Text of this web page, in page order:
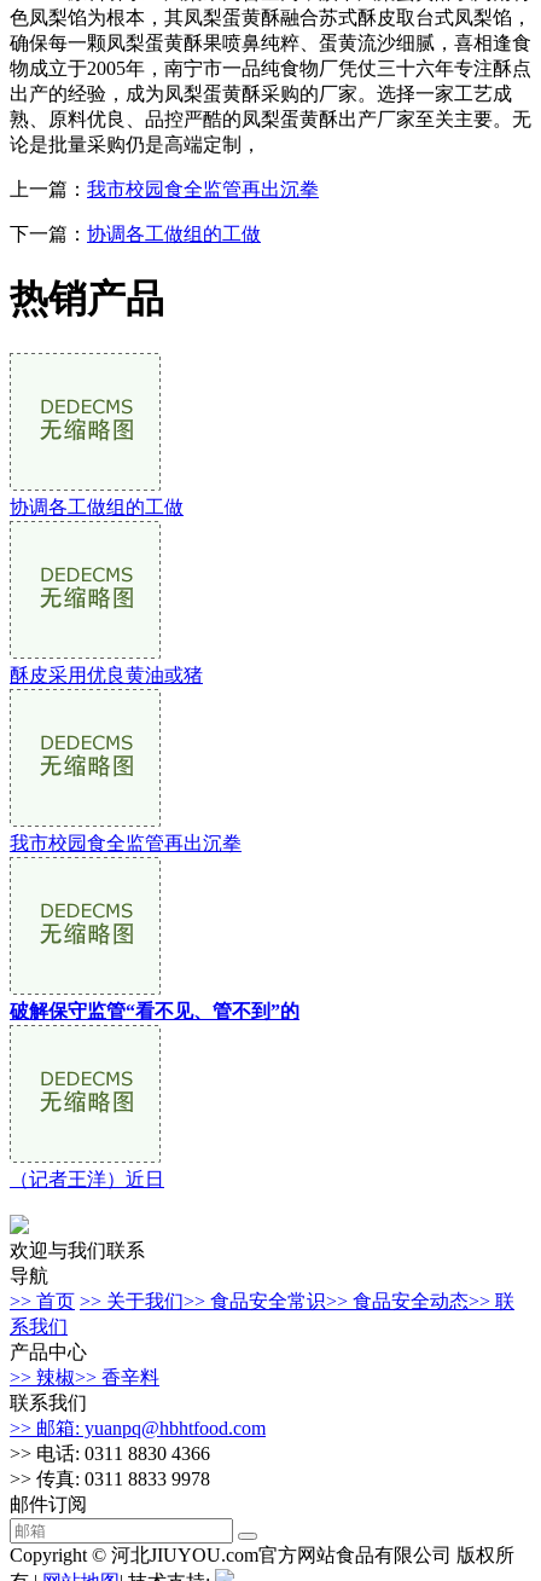
色凤梨馅为根本，其凤梨蛋黄酥融合苏式酥皮取台式凤梨馅，
确保每一颗凤梨蛋黄酥果喷鼻纯粹、蛋黄流沙细腻，喜相逢食
物成立于2005年，南宁市一品纯食物厂凭仗三十六年专注酥点
出产的经验，成为凤梨蛋黄酥采购的厂家。选择一家工艺成
熟、原料优良、品控严酷的凤梨蛋黄酥出产厂家至关主要。无
论是批量采购仍是高端定制，
上一篇： 我市校园食全监管再出沉拳
下一篇： 协调各工做组的工做
热销产品
协调各工做组的工做
酥皮采用优良黄油或猪
我市校园食全监管再出沉拳
破解保守监管“看不见、管不到”的
（记者王洋）近日
欢迎与我们联系
导航
>> 首页 >> 关于我们>> 食品安全常识>> 食品安全动态>> 联
系我们
产品中心
>> 辣椒>> 香辛料
联系我们
>> 邮箱: yuanpq@hbhtfood.com
>> 电话: 0311 8830 4366
>> 传真: 0311 8833 9978
邮件订阅
Copyright © 河北JIUYOU.com官方网站食品有限公司 版权所